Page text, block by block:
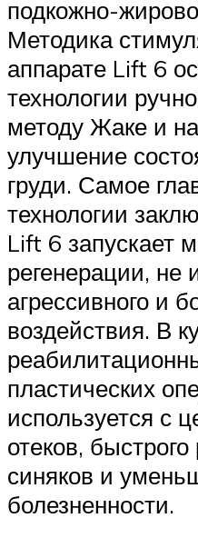
подкожно-
Методика
аппарате Lift 6
технологии
методу Жаке и
улучшение
груди. Самое
технологии
Lift 6 запускает
регенерации, не
агрессивного и
воздействия. В
пластических
используется с
отеков,
синяков и
болезненности.